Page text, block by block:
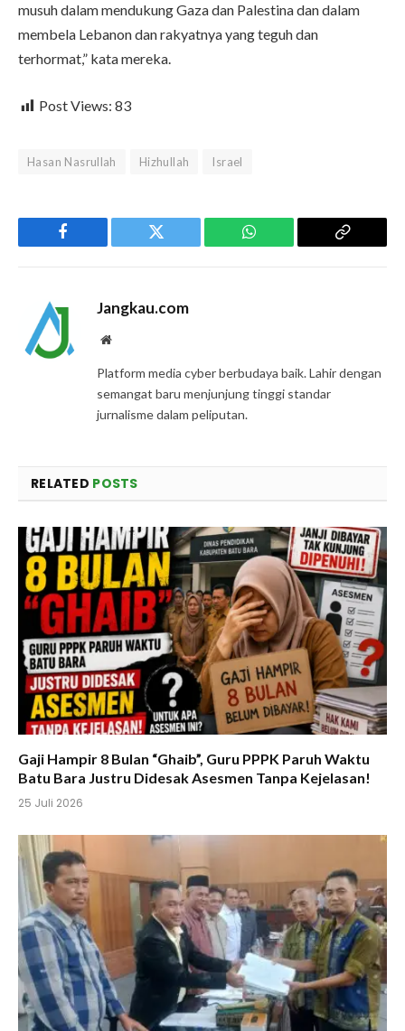
musuh dalam mendukung Gaza dan Palestina dan dalam
membela Lebanon dan rakyatnya yang teguh dan
terhormat,” kata mereka.
Post Views: 83
Hasan Nasrullah Hizhullah Israel
Facebook Twitter WhatsApp
Copy
Jangkau.com
Website
Platform media cyber berbudaya baik. Lahir dengan
semangat baru menjunjung tinggi standar
jurnalisme dalam peliputan.
RELATED POSTS
Gaji Hampir 8 Bulan “Ghaib”, Guru PPPK Paruh Waktu
Batu Bara Justru Didesak Asesmen Tanpa Kejelasan!
25 Juli 2026